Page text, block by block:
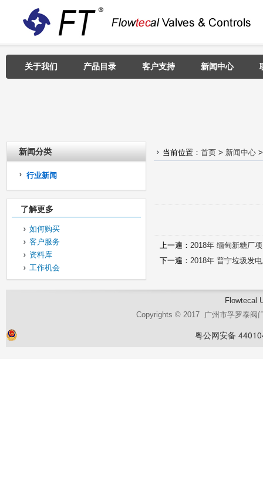
关于我们 产品目录 客户支持 新闻中心
新闻分类
行业新闻
了解更多
如何购买
客户服务
资料库
工作机会
当前位置： 首页 > 新闻中心
上一遍： 2018年 缅甸新糖厂
下一遍： 2018年 普宁垃圾发
Flowtecal
Copyrights © 2017 广州市孚罗泰阀
粤公网安备